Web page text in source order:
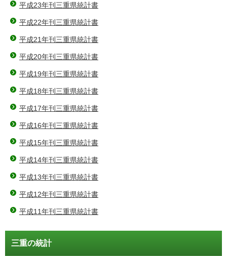
平成23年刊三重県統計書
平成22年刊三重県統計書
平成21年刊三重県統計書
平成20年刊三重県統計書
平成19年刊三重県統計書
平成18年刊三重県統計書
平成17年刊三重県統計書
平成16年刊三重県統計書
平成15年刊三重県統計書
平成14年刊三重県統計書
平成13年刊三重県統計書
平成12年刊三重県統計書
平成11年刊三重県統計書
三重の統計